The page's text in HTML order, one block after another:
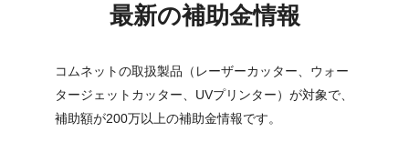
最新の補助金情報
コムネットの取扱製品（レーザーカッター、ウォー
タージェットカッター、UVプリンター）が対象で、
補助額が200万以上の補助金情報です。